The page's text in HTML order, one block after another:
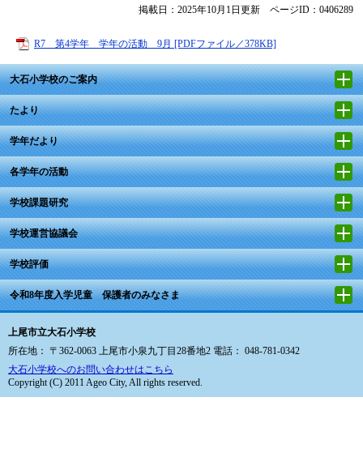
掲載日：2025年10月1日更新 ページID：0406289
R7 第4学年 学年の活動 9月 [PDFファイル／378KB]
大石小学校のご案内
たより
学年だより
各学年の活動
学校課題研究
学校運営協議会
学校評価
令和8年度入学児童 保護者のみなさま
上尾市立大石小学校
所在地： 〒362-0063 上尾市小泉九丁目28番地2 電話： 048-781-0342
大石小学校へのお問い合わせはこちら
Copyright (C) 2011 Ageo City, All rights reserved.